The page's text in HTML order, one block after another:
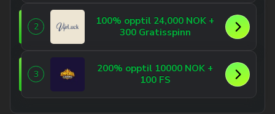
2
100% opptil 24,000 NOK +
300 Gratisspinn
3
200% opptil 10000 NOK +
100 FS